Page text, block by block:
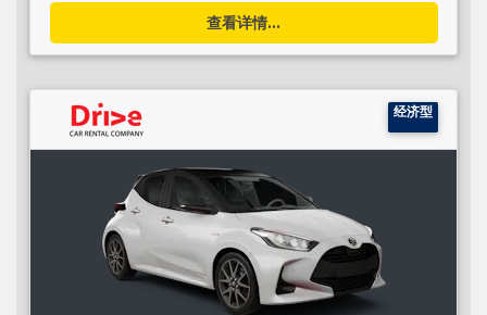
查看详情...
经济型